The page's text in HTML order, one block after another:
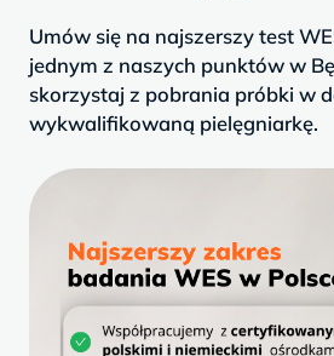
Umów się na najszerszy test
jednym z naszych punktów w
skorzystaj z pobrania próbki w
wykwalifikowaną pielęgniarkę.